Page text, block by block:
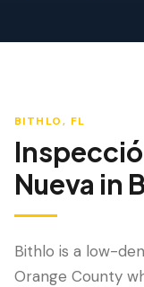
BITHLO, FL
Nueva in
Bithlo is a low-
Orange County